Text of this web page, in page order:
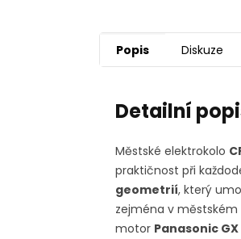
Popis Diskuze
Detailní
Městské elektrokolo
praktičnost při
geometrií, který
zejména v
motor Panasonic